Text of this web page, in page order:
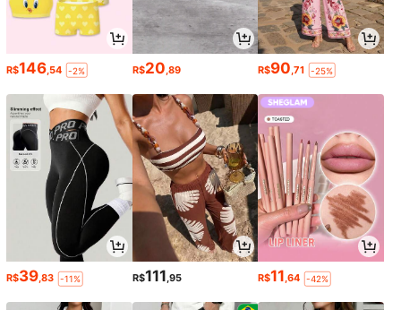
R$146,54 -2% R$20,89 R$90,71 -25%
R$39,83 -11% R$111,95 R$11,64 -42%